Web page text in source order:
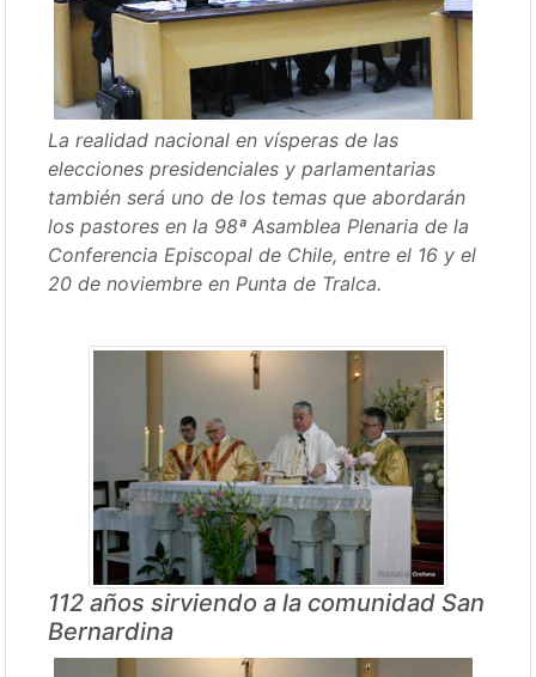
La realidad nacional en vísperas de las
elecciones presidenciales y parlamentarias
también será uno de los temas que abordarán
los pastores en la 98ª Asamblea Plenaria de la
Conferencia Episcopal de Chile, entre el 16 y el
20 de noviembre en Punta de Tralca.
112 años sirviendo a la comunidad San
Bernardina